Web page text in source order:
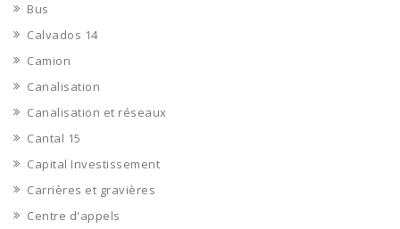
Bus
Calvados 14
Camion
Canalisation
Canalisation et réseaux
Cantal 15
Capital Investissement
Carrières et gravières
Centre d'appels